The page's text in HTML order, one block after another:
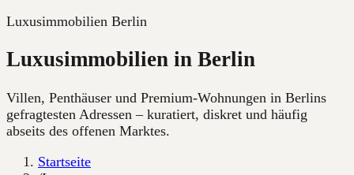
Luxusimmobilien Berlin
Luxusimmobilien in Berlin
Villen, Penthäuser und Premium-Wohnungen in Berlins
gefragtesten Adressen – kuratiert, diskret und häufig
abseits des offenen Marktes.
Startseite